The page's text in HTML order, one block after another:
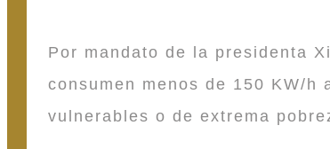
Por mandato de la presidenta
consumen menos de 150 KW/
vulnerables o de extrema